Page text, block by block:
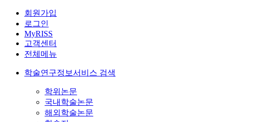
회원가입
로그인
MyRISS
고객센터
전체메뉴
학술연구정보서비스 검색
학위논문
국내학술논문
해외학술논문